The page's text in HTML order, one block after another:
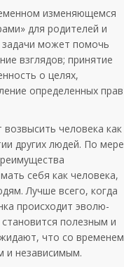
изменяющемся
для родителей и
задачи может помочь
взглядов; принятие
о целях,
определен­ных прав
человека как
других людей. По мере
себя как человека,
Лучше всего, когда
происходит эволю­
полезным и
что со временем
и независимым.